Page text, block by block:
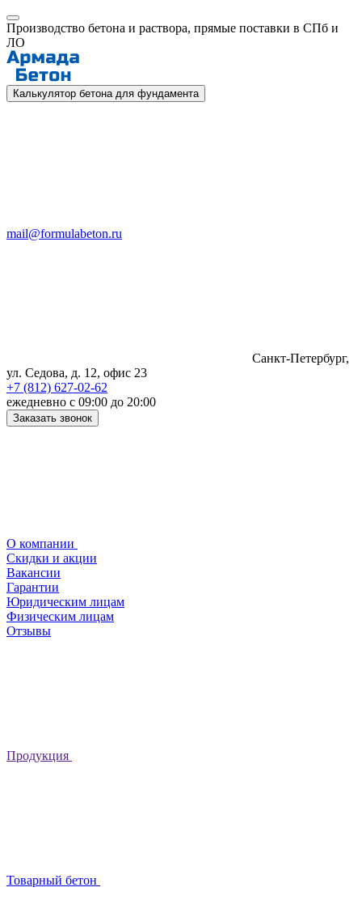
Производство бетона и раствора, прямые поставки в СПб и
ЛО
Калькулятор бетона для фундамента
mail@formulabeton.ru
Санкт-Петербург,
ул. Седова, д. 12, офис 23
+7 (812) 627-02-62
ежедневно с 09:00 до 20:00
Заказать звонок
О компании
Скидки и акции
Вакансии
Гарантии
Юридическим лицам
Физическим лицам
Отзывы
Продукция
Товарный бетон